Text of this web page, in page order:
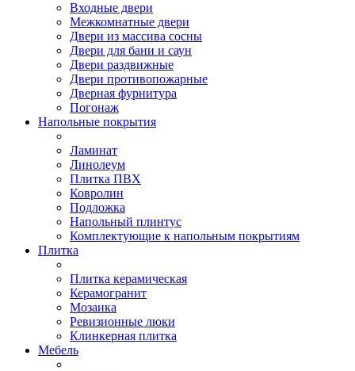
Входные двери
Межкомнатные двери
Двери из массива сосны
Двери для бани и саун
Двери раздвижные
Двери противопожарные
Дверная фурнитура
Погонаж
Напольные покрытия
Ламинат
Линолеум
Плитка ПВХ
Ковролин
Подложка
Напольный плинтус
Комплектующие к напольным покрытиям
Плитка
Плитка керамическая
Керамогранит
Мозаика
Ревизионные люки
Клинкерная плитка
Мебель